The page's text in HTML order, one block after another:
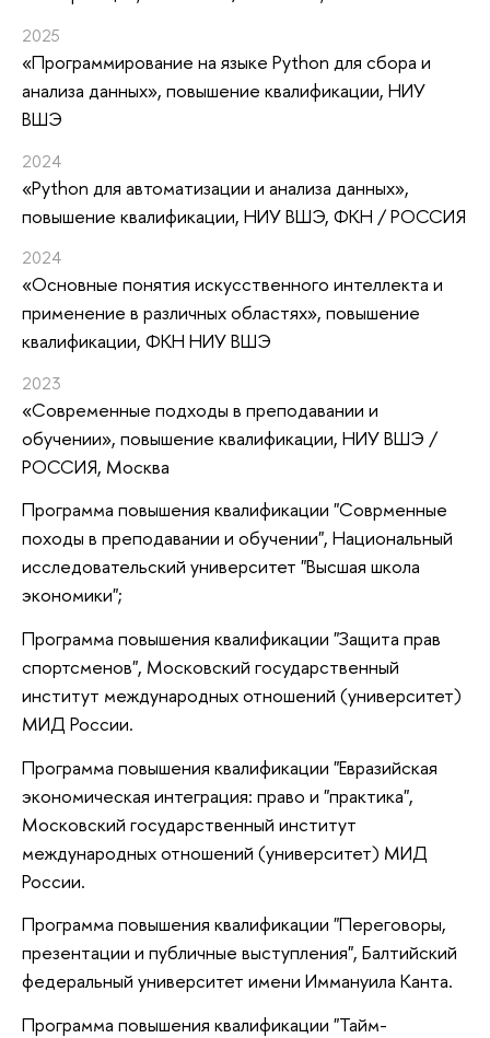
2025
«Программирование на языке Python для сбора и
анализа данных», повышение квалификации, НИУ
ВШЭ
2024
«Python для автоматизации и анализа данных»,
повышение квалификации, НИУ ВШЭ, ФКН / РОССИЯ
2024
«Основные понятия искусственного интеллекта и
применение в различных областях», повышение
квалификации, ФКН НИУ ВШЭ
2023
«Современные подходы в преподавании и
обучении», повышение квалификации, НИУ ВШЭ /
РОССИЯ, Москва
Программа повышения квалификации "Соврменные
походы в преподавании и обучении", Национальный
исследовательский университет "Высшая школа
экономики";
Программа повышения квалификации "Защита прав
спортсменов", Московский государственный
институт международных отношений (университет)
МИД России.
Программа повышения квалификации "Евразийская
экономическая интеграция: право и "практика",
Московский государственный институт
международных отношений (университет) МИД
России.
Программа повышения квалификации "Переговоры,
презентации и публичные выступления", Балтийский
федеральный университет имени Иммануила Канта.
Программа повышения квалификации "Тайм-